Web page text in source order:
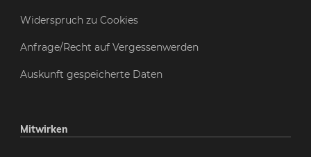
Widerspruch zu Cookies
Anfrage/Recht auf Vergessenwerden
Auskunft gespeicherte Daten
Mitwirken